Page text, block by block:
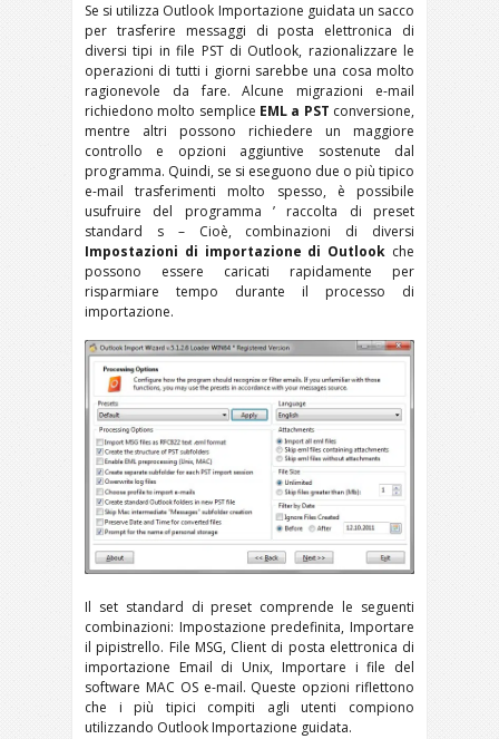
Se si utilizza Outlook Importazione guidata un sacco
per trasferire messaggi di posta elettronica di
diversi tipi in file PST di Outlook, razionalizzare le
operazioni di tutti i giorni sarebbe una cosa molto
ragionevole da fare. Alcune migrazioni e-mail
richiedono molto semplice EML a PST conversione,
mentre altri possono richiedere un maggiore
controllo e opzioni aggiuntive sostenute dal
programma. Quindi, se si eseguono due o più tipico
e-mail trasferimenti molto spesso, è possibile
usufruire del programma ’ raccolta di preset
standard s – Cioè, combinazioni di diversi
Impostazioni di importazione di Outlook che
possono essere caricati rapidamente per
risparmiare tempo durante il processo di
importazione.
Il set standard di preset comprende le seguenti
combinazioni: Impostazione predefinita, Importare
il pipistrello. File MSG, Client di posta elettronica di
importazione Email di Unix, Importare i file del
software MAC OS e-mail. Queste opzioni riflettono
che i più tipici compiti agli utenti compiono
utilizzando Outlook Importazione guidata.